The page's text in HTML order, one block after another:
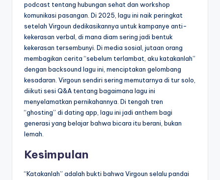
podcast tentang hubungan sehat dan workshop
komunikasi pasangan. Di 2025, lagu ini naik peringkat
setelah Virgoun dedikasikannya untuk kampanye anti-
kekerasan verbal, di mana diam sering jadi bentuk
kekerasan tersembunyi. Di media sosial, jutaan orang
membagikan cerita “sebelum terlambat, aku katakanlah”
dengan backsound lagu ini, menciptakan gelombang
kesadaran. Virgoun sendiri sering memutarnya di tur solo,
diikuti sesi Q&A tentang bagaimana lagu ini
menyelamatkan pernikahannya. Di tengah tren
“ghosting” di dating app, lagu ini jadi anthem bagi
generasi yang belajar bahwa bicara itu berani, bukan
lemah.
Kesimpulan
“Katakanlah” adalah bukti bahwa Virgoun selalu pandai